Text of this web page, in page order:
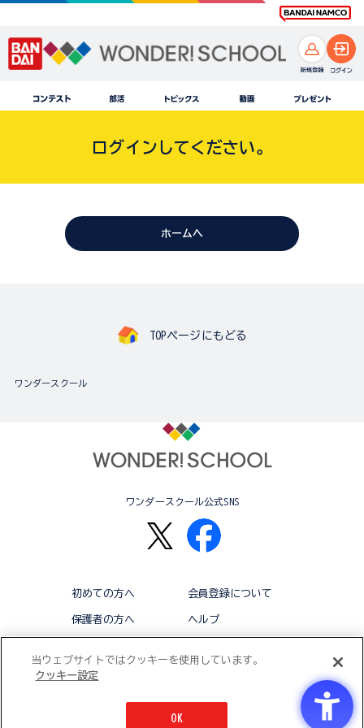
ログインしてください。
ホームへ
TOPページにもどる
ワンダースクール
ワンダースクール公式SNS
初めての方へ 会員登録について
保護者の方へ ヘルプ
© BANDAI CO.,LTD 2015 ALL RIGHTS RESERVED
当ウェブサイトではクッキーを使用しています。
クッキー設定
OK